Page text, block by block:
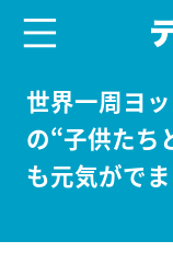
世界一周ヨ
の“子供たち
も元気がでま